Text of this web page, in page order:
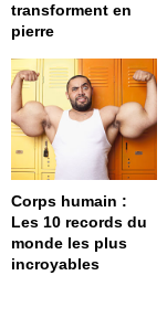
transforment en
pierre
Corps humain :
Les 10 records du
monde les plus
incroyables